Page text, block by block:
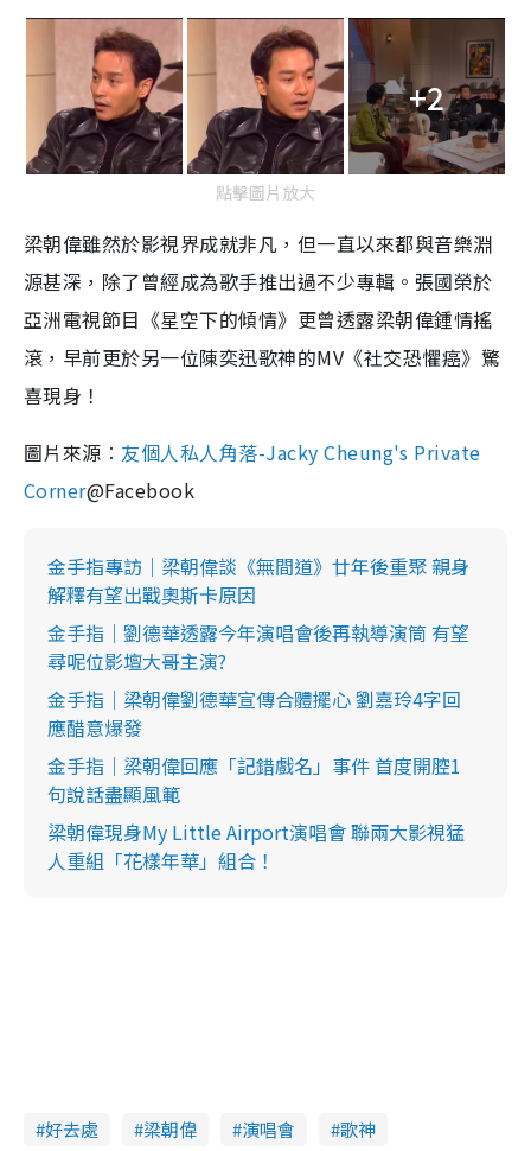
+2
點擊圖片放大
梁朝偉雖然於影視界成就非凡，但一直以來都與音樂淵
源甚深，除了曾經成為歌手推出過不少專輯。張國榮於
亞洲電視節目《星空下的傾情》更曾透露梁朝偉鍾情搖
滾，早前更於另一位陳奕迅歌神的MV《社交恐懼癌》驚
喜現身！
圖片來源︰ 友個人私人角落-Jacky Cheung's Private
Corner@Facebook
金手指專訪｜梁朝偉談《無間道》廿年後重聚 親身
解釋有望出戰奧斯卡原因
金手指｜劉德華透露今年演唱會後再執導演筒 有望
尋呢位影壇大哥主演?
金手指｜梁朝偉劉德華宣傳合體擺心 劉嘉玲4字回
應醋意爆發
金手指｜梁朝偉回應「記錯戲名」事件 首度開腔1
句說話盡顯風範
梁朝偉現身My Little Airport演唱會 聯兩大影視猛
人重組「花樣年華」組合！
好去處 梁朝偉 演唱會 歌神